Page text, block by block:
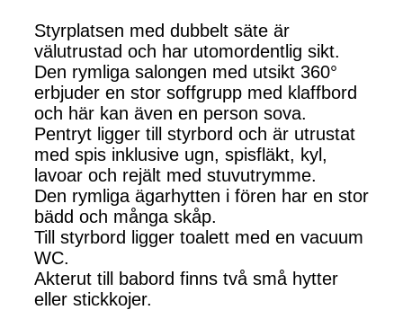
Styrplatsen med dubbelt säte är
välutrustad och har utomordentlig sikt.
Den rymliga salongen med utsikt 360°
erbjuder en stor soffgrupp med klaffbord
och här kan även en person sova.
Pentryt ligger till styrbord och är utrustat
med spis inklusive ugn, spisfläkt, kyl,
lavoar och rejält med stuvutrymme.
Den rymliga ägarhytten i fören har en stor
bädd och många skåp.
Till styrbord ligger toalett med en vacuum
WC.
Akterut till babord finns två små hytter
eller stickkojer.